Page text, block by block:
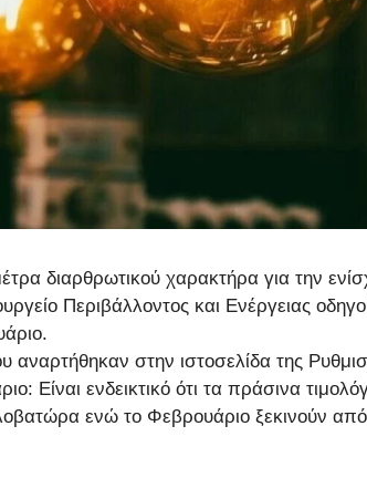
διαρθρωτικού χαρακτήρα για την
Περιβάλλοντος και Ενέργειας
στην ιστοσελίδα της
Είναι ενδεικτικό ότι τα πράσινα
ενώ το Φεβρουάριο ξεκινούν